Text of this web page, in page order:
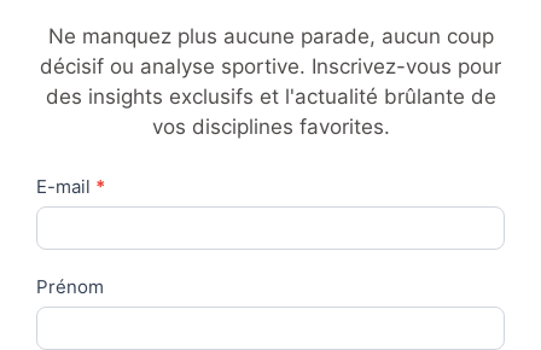
Ne manquez plus aucune parade, aucun coup
décisif ou analyse sportive. Inscrivez-vous pour
des insights exclusifs et l'actualité brûlante de
vos disciplines favorites.
Contact
Us
E-mail *
Prénom